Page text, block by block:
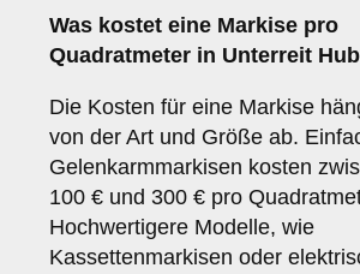
Was kostet eine Markise pro
Quadratmeter in Unterreit
Die Kosten für eine Markise
von der Art und Größe ab.
Gelenkarmmarkisen kosten
100 € und 300 € pro
Hochwertigere Modelle, wie
Kassettenmarkisen oder